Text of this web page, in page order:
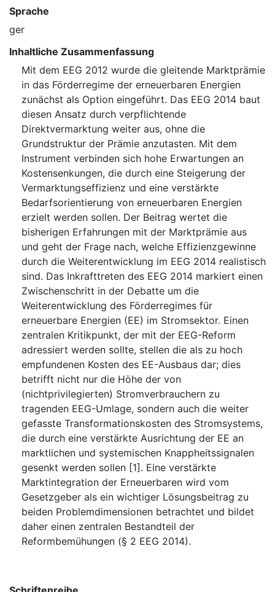
Sprache
ger
Inhaltliche Zusammenfassung
Mit dem EEG 2012 wurde die gleitende Marktprämie
in das Förderregime der erneuerbaren Energien
zunächst als Option eingeführt. Das EEG 2014 baut
diesen Ansatz durch verpflichtende
Direktvermarktung weiter aus, ohne die
Grundstruktur der Prämie anzutasten. Mit dem
Instrument verbinden sich hohe Erwartungen an
Kostensenkungen, die durch eine Steigerung der
Vermarktungseffizienz und eine verstärkte
Bedarfsorientierung von erneuerbaren Energien
erzielt werden sollen. Der Beitrag wertet die
bisherigen Erfahrungen mit der Marktprämie aus
und geht der Frage nach, welche Effizienzgewinne
durch die Weiterentwicklung im EEG 2014 realistisch
sind. Das Inkrafttreten des EEG 2014 markiert einen
Zwischenschritt in der Debatte um die
Weiterentwicklung des Förderregimes für
erneuerbare Energien (EE) im Stromsektor. Einen
zentralen Kritikpunkt, der mit der EEG-Reform
adressiert werden sollte, stellen die als zu hoch
empfundenen Kosten des EE-Ausbaus dar; dies
betrifft nicht nur die Höhe der von
(nichtprivilegierten) Stromverbrauchern zu
tragenden EEG-Umlage, sondern auch die weiter
gefasste Transformationskosten des Stromsystems,
die durch eine verstärkte Ausrichtung der EE an
marktlichen und systemischen Knappheitssignalen
gesenkt werden sollen [1]. Eine verstärkte
Marktintegration der Erneuerbaren wird vom
Gesetzgeber als ein wichtiger Lösungsbeitrag zu
beiden Problemdimensionen betrachtet und bildet
daher einen zentralen Bestandteil der
Reformbemühungen (§ 2 EEG 2014).